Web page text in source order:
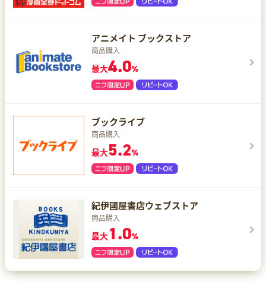
アニメイト ブックストア
商品購入
最大4.0%
ブックライブ
商品購入
最大5.2%
紀伊國屋書店ウェブストア
商品購入
最大1.0%